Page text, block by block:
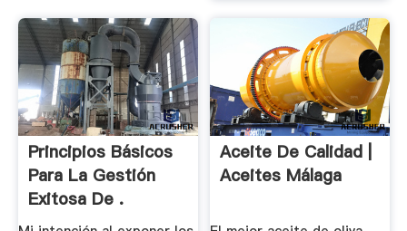
Principios Básicos
Para La Gestión
Exitosa De .
Aceite De Calidad |
Aceites Málaga